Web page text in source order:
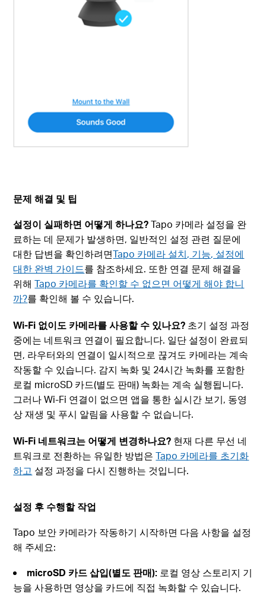
문제 해결 및 팁
설정이 실패하면 어떻게 하나요?Tapo 카메라 설정을 완
료하는 데 문제가 발생하면, 일반적인 설정 관련 질문에
대한 답변을 확인하려면Tapo 카메라 설치, 기능, 설정에
대한 완벽 가이드를 참조하세요. 또한 연결 문제 해결을
위해Tapo 카메라를 확인할 수 없으면 어떻게 해야 합니
까?를 확인해 볼 수 있습니다.
Wi-Fi 없이도 카메라를 사용할 수 있나요? 초기 설정 과정
중에는 네트워크 연결이 필요합니다. 일단 설정이 완료되
면, 라우터와의 연결이 일시적으로 끊겨도 카메라는 계속
작동할 수 있습니다. 감지 녹화 및 24시간 녹화를 포함한
로컬 microSD 카드(별도 판매) 녹화는 계속 실행됩니다.
그러나 Wi-Fi 연결이 없으면 앱을 통한 실시간 보기, 동영
상 재생 및 푸시 알림을 사용할 수 없습니다.
Wi-Fi 네트워크는 어떻게 변경하나요? 현재 다른 무선 네
트워크로 전환하는 유일한 방법은Tapo 카메라를 초기화
하고 설정 과정을 다시 진행하는 것입니다.
설정 후 수행할 작업
Tapo 보안 카메라가 작동하기 시작하면 다음 사항을 설정
해 주세요:
microSD 카드 삽입(별도 판매): 로컬 영상 스토리지 기
능을 사용하면 영상을 카드에 직접 녹화할 수 있습니다.